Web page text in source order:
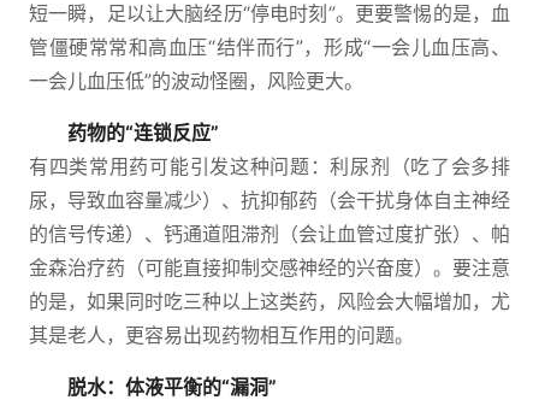
短一瞬，足以让大脑经历“停电时刻”。更要警惕的是，血
管僵硬常常和高血压“结伴而行”，形成“一会儿血压高、
一会儿血压低”的波动怪圈，风险更大。
药物的“连锁反应”
有四类常用药可能引发这种问题：利尿剂（吃了会多排
尿，导致血容量减少）、抗抑郁药（会干扰身体自主神经
的信号传递）、钙通道阻滞剂（会让血管过度扩张）、帕
金森治疗药（可能直接抑制交感神经的兴奋度）。要注意
的是，如果同时吃三种以上这类药，风险会大幅增加，尤
其是老人，更容易出现药物相互作用的问题。
脱水：体液平衡的“漏洞”